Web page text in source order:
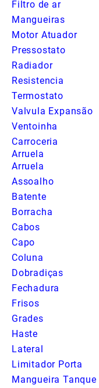
Filtro de ar
Mangueiras
Motor Atuador
Pressostato
Radiador
Resistencia
Termostato
Valvula Expansão
Ventoinha
Carroceria
Arruela
Arruela
Assoalho
Batente
Borracha
Cabos
Capo
Coluna
Dobradiças
Fechadura
Frisos
Grades
Haste
Lateral
Limitador Porta
Mangueira Tanque